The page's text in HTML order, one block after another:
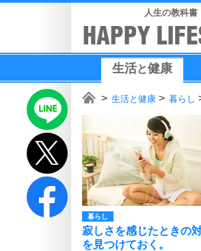
人生の教科書
生活と健康
生活と健康 暮らし
暮らし
寂しさを感じたときの
を見つけておく。